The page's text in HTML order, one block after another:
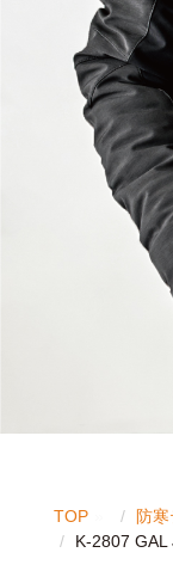
TOP
防
K-2807 GAL